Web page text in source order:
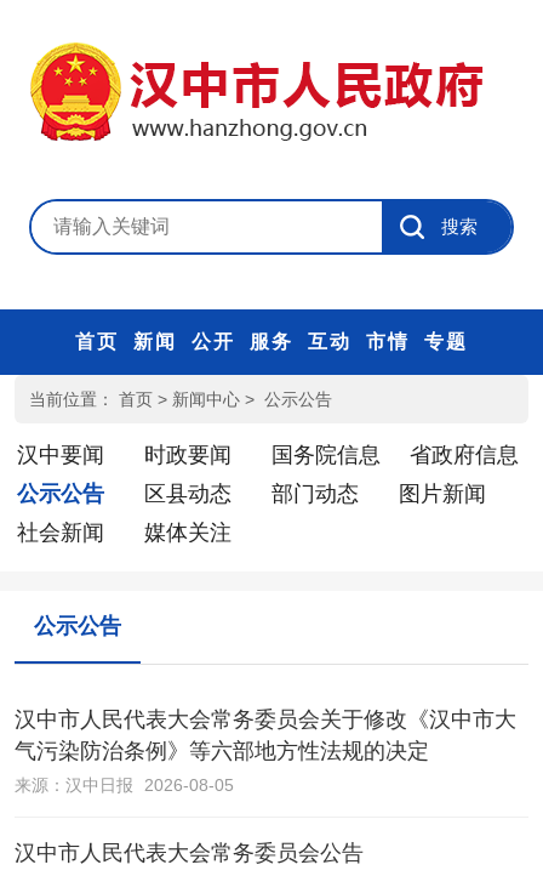
首页 新闻 公开 服务 互动 市情 专题
当前位置： 首页 > 新闻中心 > 公示公告
汉中要闻 时政要闻 国务院信息
省政府信息
公示公告
区县动态 部门动态
图片新闻
社会新闻
媒体关注
公示公告
汉中市人民代表大会常务委员会关于修改《汉中市大
气污染防治条例》等六部地方性法规的决定
来源： 汉中日报 2026-08-05
汉中市人民代表大会常务委员会公告